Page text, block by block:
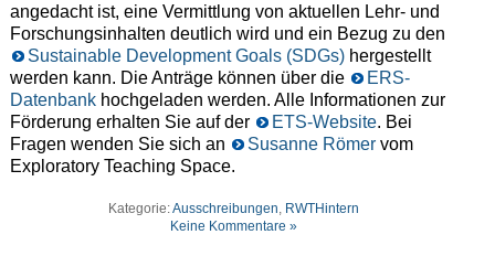
angedacht ist, eine Vermittlung von aktuellen Lehr- und
Forschungsinhalten deutlich wird und ein Bezug zu den
Sustainable Development Goals (SDGs)hergestellt
werden kann. Die Anträge können über die
ERS-
Datenbankhochgeladen werden. Alle Informationen zur
Förderung erhalten Sie auf der
ETS-Website. Bei
Fragen wenden Sie sich an
Susanne Römervom
Exploratory Teaching Space.
Kategorie:Ausschreibungen RWTHintern
Keine Kommentare »